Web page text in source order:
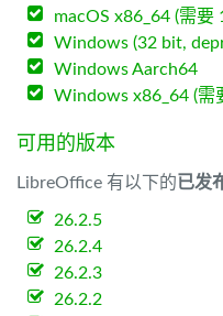
macOS x86_64 (需要
Windows (32 bit,
Windows Aarch64
Windows x86_64 (需
可用的版本
LibreOffice 有以下的已发
26.2.5
26.2.4
26.2.3
26.2.2